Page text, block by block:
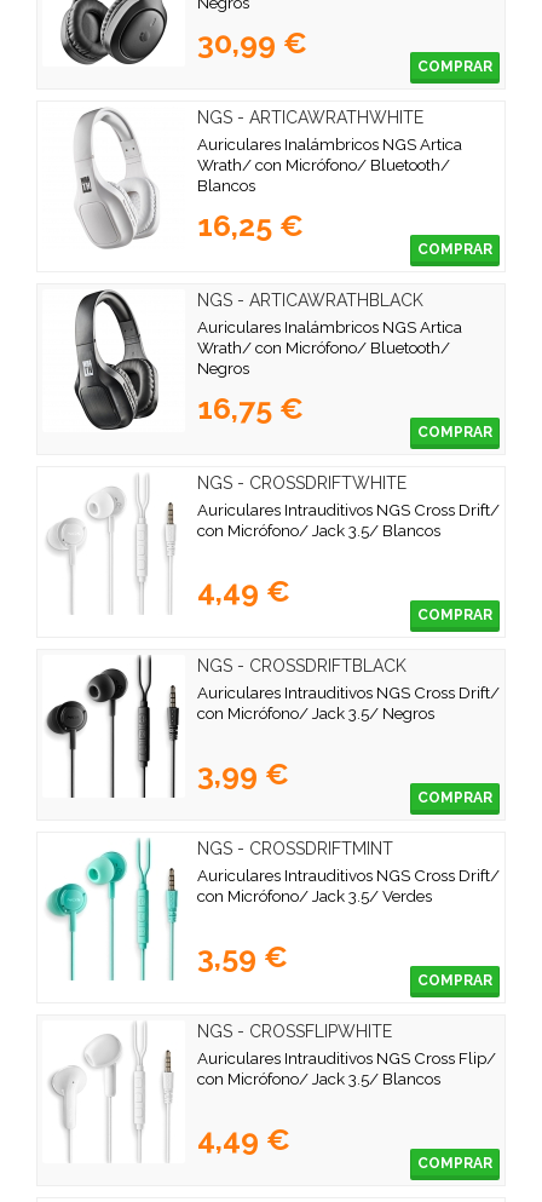
30,99 €
COMPRAR
NGS - ARTICAWRATHWHITE
Auriculares Inalámbricos NGS Artica
Wrath/ con Micrófono/ Bluetooth/
Blancos
16,25 €
COMPRAR
NGS - ARTICAWRATHBLACK
Auriculares Inalámbricos NGS Artica
Wrath/ con Micrófono/ Bluetooth/
Negros
16,75 €
COMPRAR
NGS - CROSSDRIFTWHITE
Auriculares Intrauditivos NGS Cross Drift/
con Micrófono/ Jack 3.5/ Blancos
4,49 €
COMPRAR
NGS - CROSSDRIFTBLACK
Auriculares Intrauditivos NGS Cross Drift/
con Micrófono/ Jack 3.5/ Negros
3,99 €
COMPRAR
NGS - CROSSDRIFTMINT
Auriculares Intrauditivos NGS Cross Drift/
con Micrófono/ Jack 3.5/ Verdes
3,59 €
COMPRAR
NGS - CROSSFLIPWHITE
Auriculares Intrauditivos NGS Cross Flip/
con Micrófono/ Jack 3.5/ Blancos
4,49 €
COMPRAR